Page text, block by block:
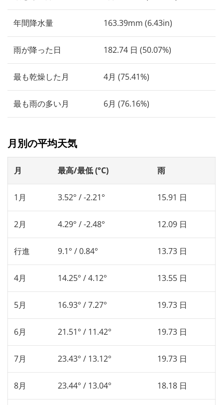
年間降水量 163.39mm (6.43in)
雨が降った日 182.74 日 (50.07%)
最も乾燥した月 4月 (75.41%)
最も雨の多い月 6月 (76.16%)
月別の平均天気
月 最高/最低 (°C) 雨
1月 3.52° / -2.21° 15.91 日
2月 4.29° / -2.48° 12.09 日
行進 9.1° / 0.84° 13.73 日
4月 14.25° / 4.12° 13.55 日
5月 16.93° / 7.27° 19.73 日
6月 21.51° / 11.42° 19.73 日
7月 23.43° / 13.12° 19.73 日
8月 23.44° / 13.04° 18.18 日